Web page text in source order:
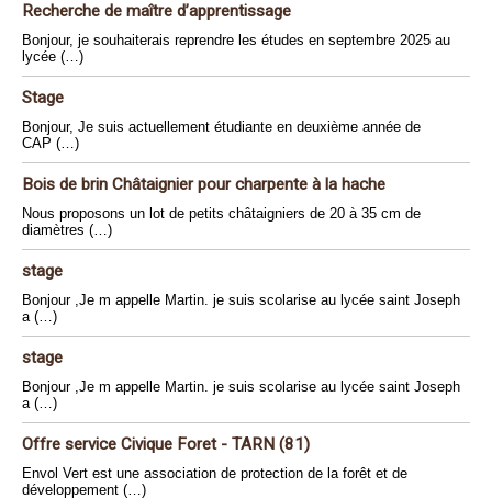
Recherche de maître d’apprentissage
Bonjour, je souhaiterais reprendre les études en septembre 2025 au
lycée (…)
Stage
Bonjour, Je suis actuellement étudiante en deuxième année de
CAP (…)
Bois de brin Châtaignier pour charpente à la hache
Nous proposons un lot de petits châtaigniers de 20 à 35 cm de
diamètres (…)
stage
Bonjour ,Je m appelle Martin. je suis scolarise au lycée saint Joseph
a (…)
stage
Bonjour ,Je m appelle Martin. je suis scolarise au lycée saint Joseph
a (…)
Offre service Civique Foret - TARN (81)
Envol Vert est une association de protection de la forêt et de
développement (…)